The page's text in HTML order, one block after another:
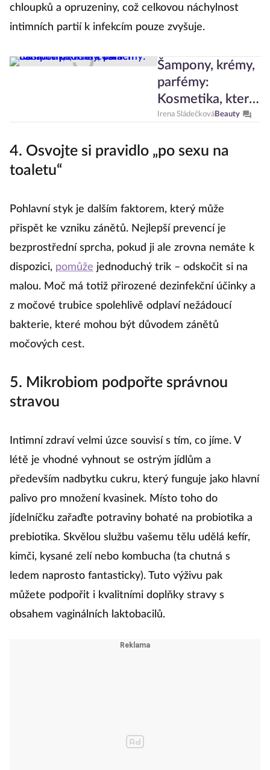
chloupků a opruzeniny, což celkovou náchylnost
intimních partií k infekcím pouze zvyšuje.
Šampony, krémy,
parfémy:
Kosmetika, která
vám usnadní péči
Irena SládečkováBeauty
4. Osvojte si pravidlo „po sexu na
toaletu“
Pohlavní styk je dalším faktorem, který může
přispět ke vzniku zánětů. Nejlepší prevencí je
bezprostřední sprcha, pokud ji ale zrovna nemáte k
dispozici, pomůže jednoduchý trik – odskočit si na
malou. Moč má totiž přirozené dezinfekční účinky a
z močové trubice spolehlivě odplaví nežádoucí
bakterie, které mohou být důvodem zánětů
močových cest.
5. Mikrobiom podpořte správnou
stravou
Intimní zdraví velmi úzce souvisí s tím, co jíme. V
létě je vhodné vyhnout se ostrým jídlům a
především nadbytku cukru, který funguje jako hlavní
palivo pro množení kvasinek. Místo toho do
jídelníčku zařaďte potraviny bohaté na probiotika a
prebiotika. Skvělou službu vašemu tělu udělá kefír,
kimči, kysané zelí nebo kombucha (ta chutná s
ledem naprosto fantasticky). Tuto výživu pak
můžete podpořit i kvalitními doplňky stravy s
obsahem vaginálních laktobacilů.